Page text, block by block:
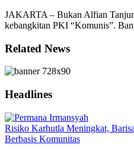
JAKARTA – Bukan Alfian
kebangkitan PKI “Komunis”.
Related News
Headlines
Risiko Karhutla Meningkat,
Berbasis Komunitas